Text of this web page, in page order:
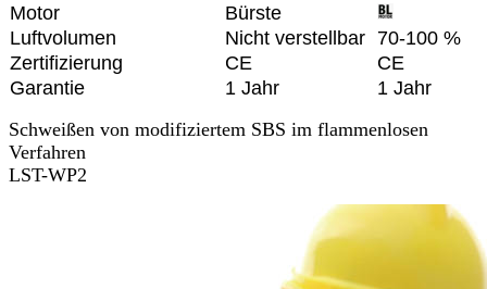
Motor
Bürste
Luftvolumen
Nicht verstellbar 70-100 %
Zertifizierung
CE
CE
Garantie
1 Jahr
1 Jahr
Schweißen von modifiziertem SBS im flammenlosen
Verfahren
LST-WP2